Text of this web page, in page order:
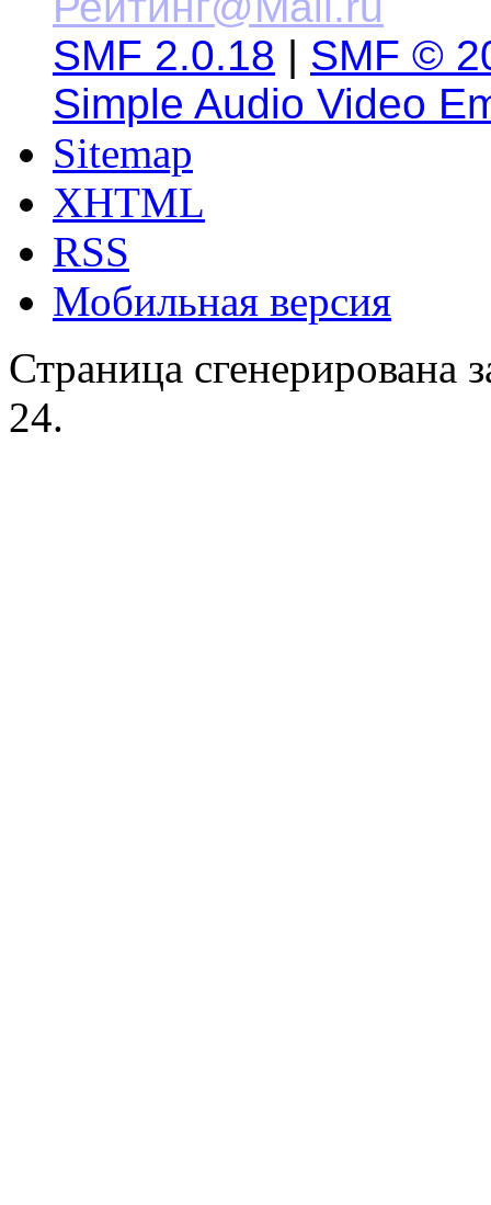
SMF 2.0.18 | SMF ©
Simple Audio Video
Sitemap
XHTML
RSS
Мобильная версия
Страница сгенерирована
24.